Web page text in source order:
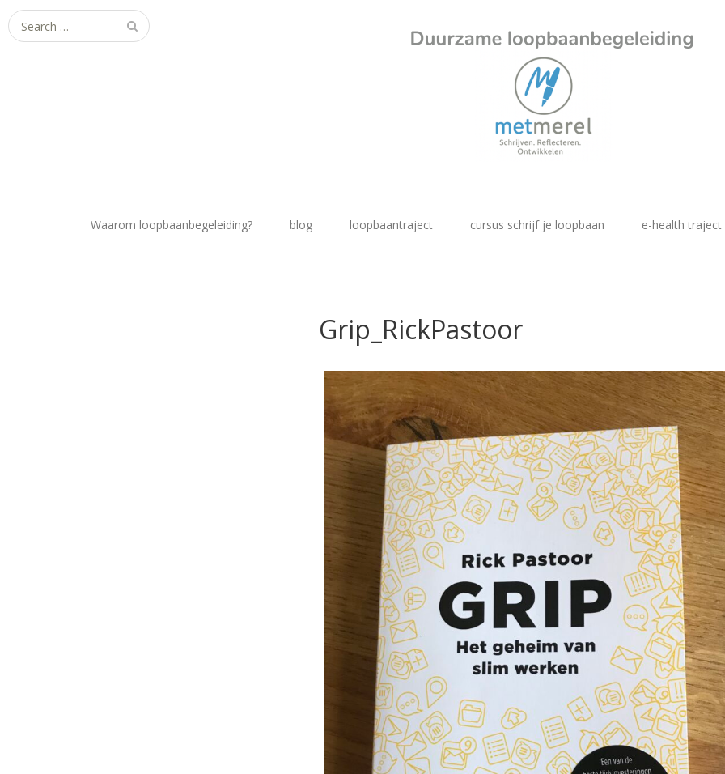
Search
for:
Waarom loopbaanbegeleiding? blog loopbaantraject cursus schrijf je loopbaan e-health traject
Grip_RickPastoor